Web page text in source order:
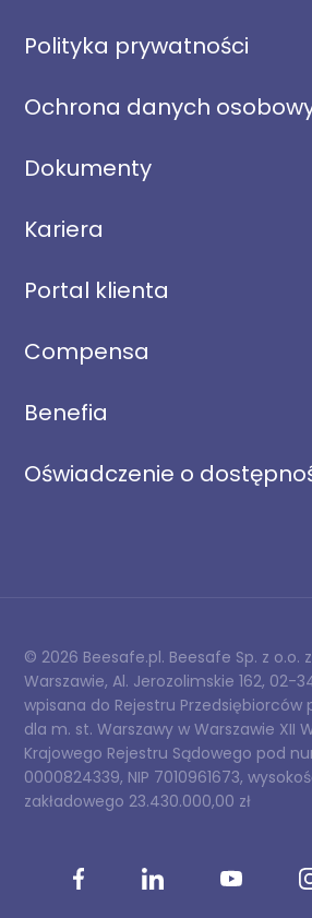
Polityka prywatności
Ochrona danych
Dokumenty
Kariera
Portal klienta
Compensa
Benefia
Oświadczenie o
© 2026 Beesafe.pl. Beesafe Sp. z o.o.
Warszawie, Al. Jerozolimskie 162, 02-
wpisana do Rejestru Przedsiębiorców
dla m. st. Warszawy w Warszawie XII
Krajowego Rejestru Sądowego pod
0000824339, NIP 7010961673,
zakładowego 23.430.000,00 zł